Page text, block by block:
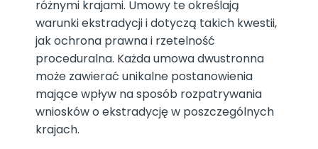
różnymi krajami. Umowy te określają
warunki ekstradycji i dotyczą takich kwestii,
jak ochrona prawna i rzetelność
proceduralna. Każda umowa dwustronna
może zawierać unikalne postanowienia
mające wpływ na sposób rozpatrywania
wniosków o ekstradycję w poszczególnych
krajach.